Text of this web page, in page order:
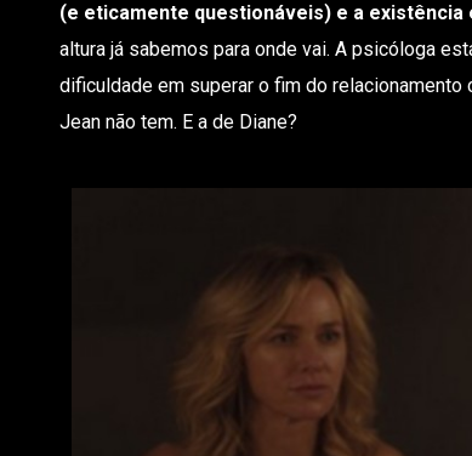
(e eticamente questionáveis) e a
altura já sabemos para onde vai. A psicóloga
dificuldade em superar o fim do relacionamento
Jean não tem. E a de Diane?